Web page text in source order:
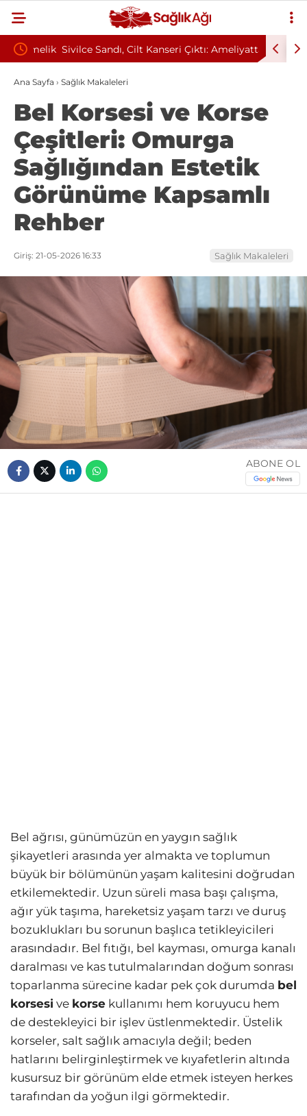
Sivilce Sandı, Cilt Kanseri Çıktı: Ameliyattan 60
Dikişle Uyandı
Baş
Ana Sayfa › Sağlık Makaleleri
Bel Korsesi ve Korse
Çeşitleri: Omurga
Sağlığından Estetik
Görünüme Kapsamlı
Rehber
Giriş: 21-05-2026 16:33 Sağlık Makaleleri
ABONE OL
Bel ağrısı, günümüzün en yaygın sağlık
şikayetleri arasında yer almakta ve toplumun
büyük bir bölümünün yaşam kalitesini doğrudan
etkilemektedir. Uzun süreli masa başı çalışma,
ağır yük taşıma, hareketsiz yaşam tarzı ve duruş
bozuklukları bu sorunun başlıca tetikleyicileri
arasındadır. Bel fıtığı, bel kayması, omurga kanalı
daralması ve kas tutulmalarından doğum sonrası
toparlanma sürecine kadar pek çok durumda bel
korsesi ve korse kullanımı hem koruyucu hem
de destekleyici bir işlev üstlenmektedir. Üstelik
korseler, salt sağlık amacıyla değil; beden
hatlarını belirginleştirmek ve kıyafetlerin altında
kusursuz bir görünüm elde etmek isteyen herkes
tarafından da yoğun ilgi görmektedir.